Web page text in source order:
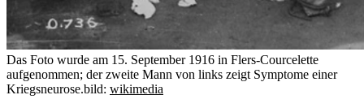
Das Foto wurde am 15. September 1916 in Flers-Courcelette
aufgenommen; der zweite Mann von links zeigt Symptome einer
Kriegsneurose.bild: wikimedia